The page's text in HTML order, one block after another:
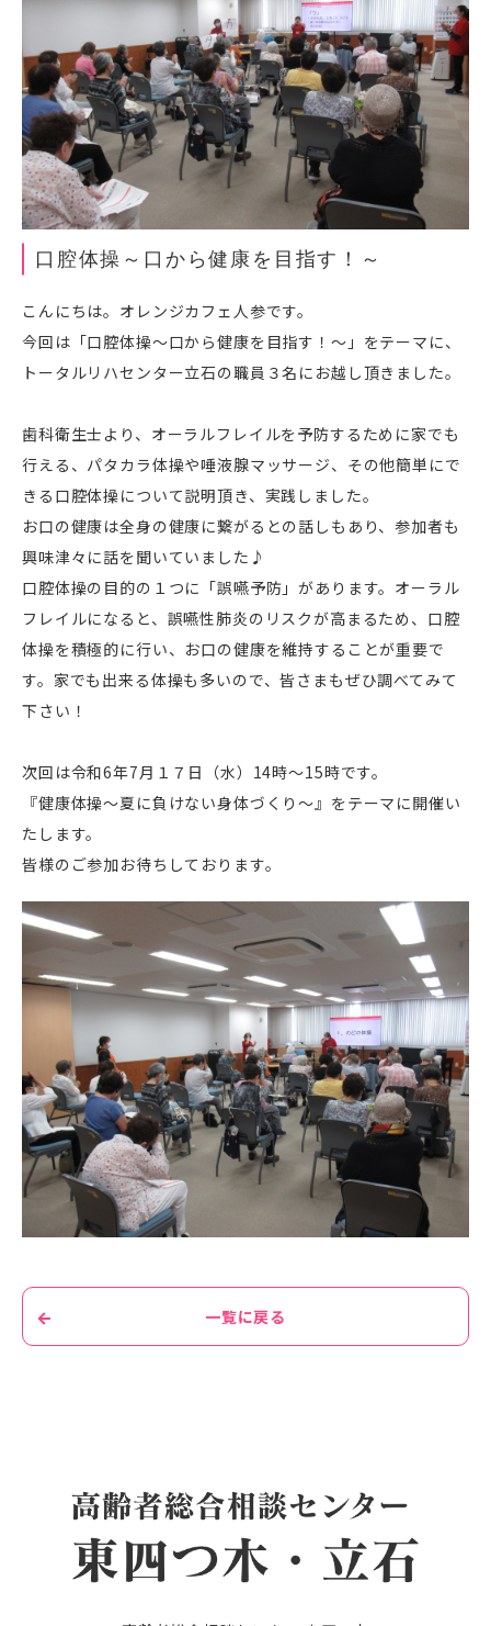
口腔体操～口から健康を目指す！～
こんにちは。オレンジカフェ人参です。
今回は「口腔体操～口から健康を目指す！～」をテーマに、
トータルリハセンター立石の職員３名にお越し頂きました。
歯科衛生士より、オーラルフレイルを予防するために家でも
行える、パタカラ体操や唾液腺マッサージ、その他簡単にで
きる口腔体操について説明頂き、実践しました。
お口の健康は全身の健康に繋がるとの話しもあり、参加者も
興味津々に話を聞いていました♪
口腔体操の目的の１つに「誤嚥予防」があります。オーラル
フレイルになると、誤嚥性肺炎のリスクが高まるため、口腔
体操を積極的に行い、お口の健康を維持することが重要で
す。家でも出来る体操も多いので、皆さまもぜひ調べてみて
下さい！
次回は令和6年7月１７日（水） 14時～15時です。
『健康体操～夏に負けない身体づくり～』をテーマに開催い
たします。
皆様のご参加お待ちしております。
一覧に戻る